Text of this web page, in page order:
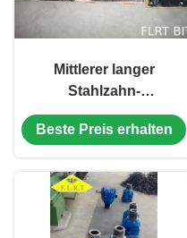
Mittlerer langer
Stahlzahn-
dreikegeliges
Stückchen/Prägebohrer
Beste Preis erhalten